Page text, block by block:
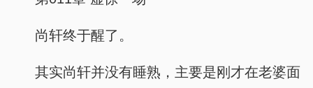
尚轩终于醒了。
其实尚轩并没有睡熟，主要是刚才在老婆面